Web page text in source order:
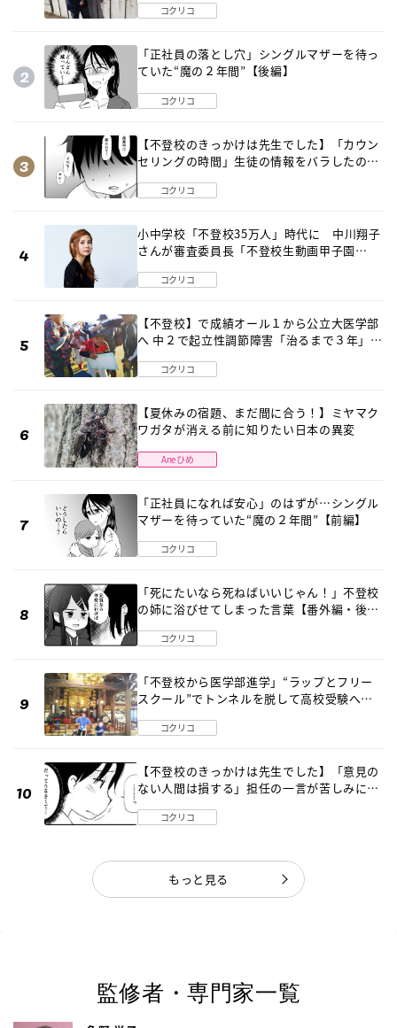
コクリコ
「正社員の落とし穴」シングルマザーを待っ
ていた“魔の２年間”【後編】
コクリコ
【不登校のきっかけは先生でした】「カウン
セリングの時間」生徒の情報をバラしたの
コクリコ
小中学校「不登校35万人」時代に 中川翔子
さんが審査委員長「不登校生動画甲子園
コクリコ
【不登校】で成績オール１から公立大医学部
へ 中２で起立性調節障害「治るまで３年」の
コクリコ
【夏休みの宿題、まだ間に合う！】ミヤマク
ワガタが消える前に知りたい日本の異変
Aneひめ
「正社員になれば安心」のはずが…シングル
マザーを待っていた“魔の２年間”【前編】
コクリコ
「死にたいなら死ねばいいじゃん！」不登校
の姉に浴びせてしまった言葉【番外編・後
コクリコ
「不登校から医学部進学」“ラップとフリー
スクール”でトンネルを脱して高校受験へ
コクリコ
【不登校のきっかけは先生でした】「意見の
ない人間は損する」担任の一言が苦しみに…
コクリコ
もっと見る
監修者・専門家一覧